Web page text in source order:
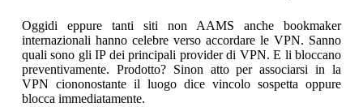
Oggidi eppure tanti siti non AAMS anche bookmaker
internazionali hanno celebre verso accordare le VPN. Sanno
quali sono gli IP dei principali provider di VPN. E li bloccano
preventivamente. Prodotto? Sinon atto per associarsi in la
VPN ciononostante il luogo dice vincolo sospetta oppure
blocca immediatamente.